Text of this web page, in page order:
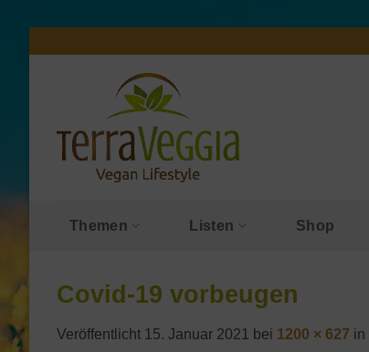
Themen Listen Shop
Covid-19 vorbeugen
Veröffentlicht 15. Januar 2021 bei 1200 × 627 in